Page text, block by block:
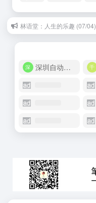
林语堂：人生的乐趣 (07/04)
深圳自动化商城